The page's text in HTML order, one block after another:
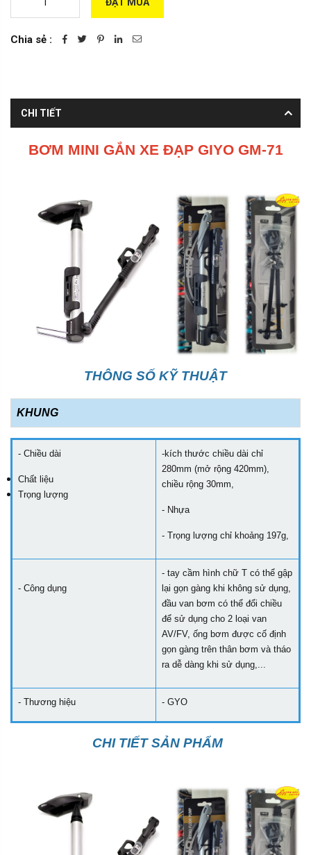
ĐẶT MUA
Chia sẻ :
CHI TIẾT
BƠM MINI GẮN XE ĐẠP GIYO GM-71
THÔNG SỐ KỸ THUẬT
KHUNG
- Chiều dài
Chất liệu
Trọng lượng
-kích thước chiều dài chỉ
280mm (mở rộng 420mm),
chiều rộng 30mm,
- Nhựa
- Trọng lượng chỉ khoảng 197g,
- Công dụng
- tay cầm hình chữ T có thể gập
lại gọn gàng khi không sử dụng,
đầu van bơm có thể đổi chiều
để sử dụng cho 2 loại van
AV/FV, ống bơm được cố định
gọn gàng trên thân bơm và tháo
ra dễ dàng khi sử dụng,...
- Thương hiệu - GYO
CHI TIẾT SẢN PHẨM